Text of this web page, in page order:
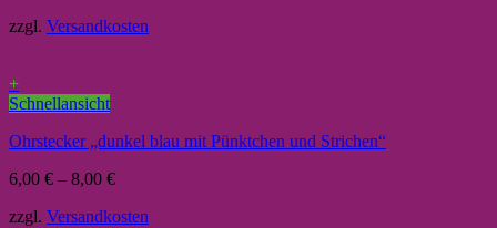
zzgl. Versandkosten
+
Schnellansicht
Ohrstecker „dunkel blau mit Pünktchen und Strichen“
6,00 € – 8,00 €
zzgl. Versandkosten